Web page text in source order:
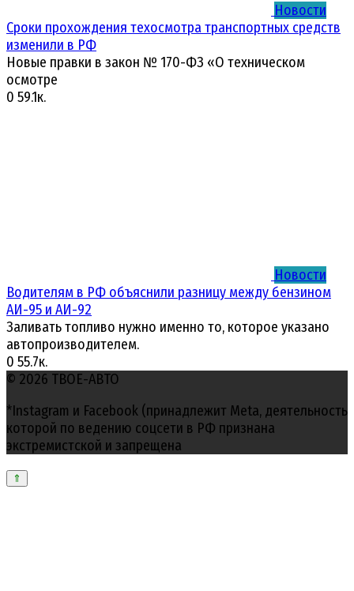
Новости
Сроки прохождения техосмотра транспортных средств
изменили в РФ
Новые правки в закон № 170-ФЗ «О техническом
осмотре
0 59.1к.
Новости
Водителям в РФ объяснили разницу между бензином
АИ-95 и АИ-92
Заливать топливо нужно именно то, которое указано
автопроизводителем.
0 55.7к.
© 2026 ТВОЕ-АВТО
*Instagram и Facebook (принадлежит Meta, деятельность
которой по ведению соцсети в РФ признана
экстремистской и запрещена